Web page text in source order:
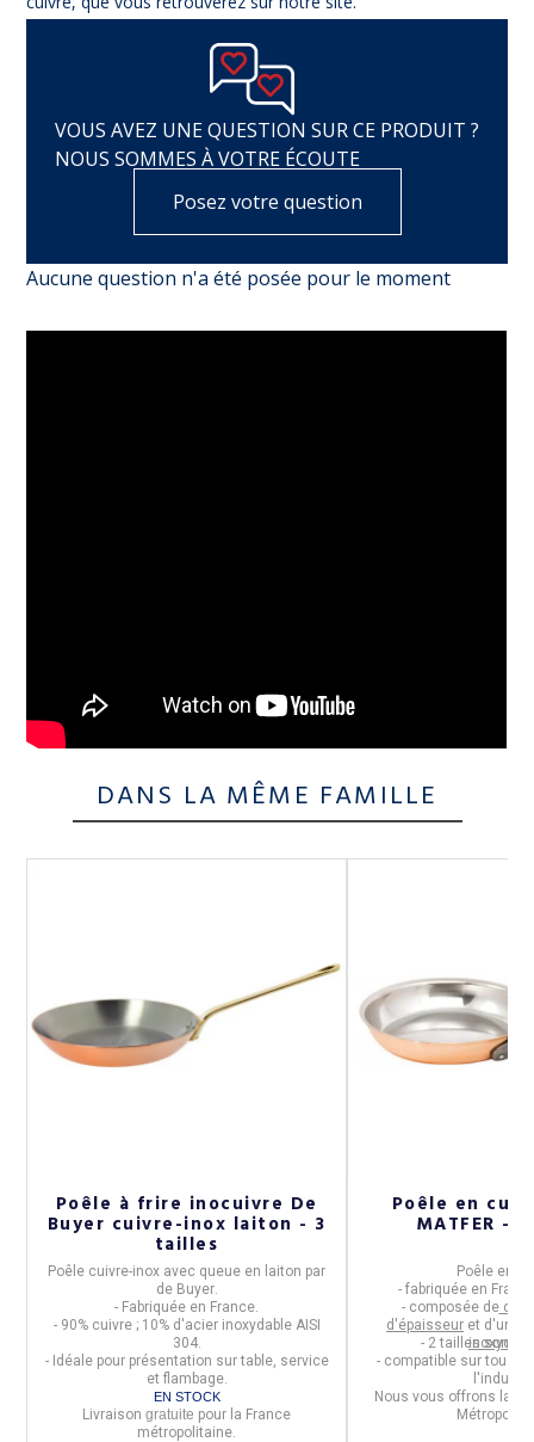
VOUS AVEZ UNE QUESTION SUR CE PRODUIT ?
NOUS SOMMES À VOTRE ÉCOUTE
Posez votre question
Aucune question n'a été posée pour le moment
DANS LA MÊME FAMILLE
Poêle à frire inocuivre De
Buyer cuivre-inox laiton - 3
tailles
Poêle cuivre-inox avec queue en laiton par
de Buyer.
- Fabriquée en France.
- 90% cuivre ; 10% d'acier inoxydable AISI
304.
- Idéale pour présentation sur table, service
et flambage.
EN STOCK
Livraisongratuite pour la France
métropolitaine.
Poêle en
MATFER -
Poêle en
- fabriquée en
- composée de
d'épaisseur et d'un
- 2 tailles sont
- compatible sur tous
Nous vous offrons la